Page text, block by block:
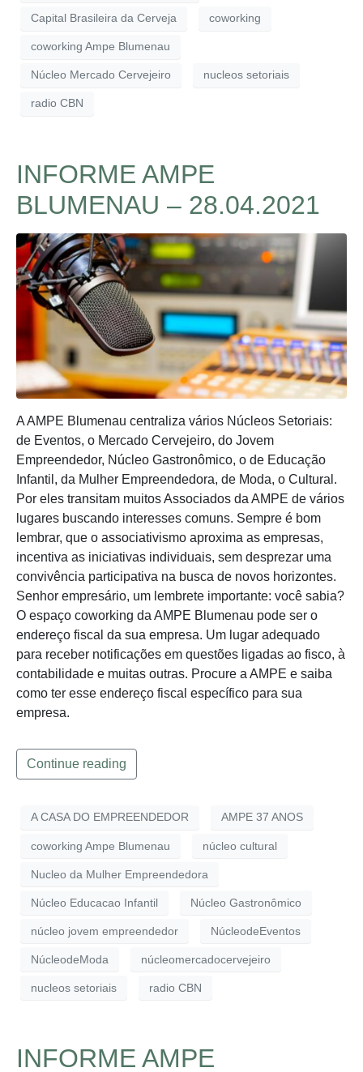
Capital Brasileira da Cerveja coworking
coworking Ampe Blumenau
Núcleo Mercado Cervejeiro nucleos setoriais
radio CBN
INFORME AMPE
BLUMENAU – 28.04.2021
A AMPE Blumenau centraliza vários Núcleos Setoriais:
de Eventos, o Mercado Cervejeiro, do Jovem
Empreendedor, Núcleo Gastronômico, o de Educação
Infantil, da Mulher Empreendedora, de Moda, o Cultural.
Por eles transitam muitos Associados da AMPE de vários
lugares buscando interesses comuns. Sempre é bom
lembrar, que o associativismo aproxima as empresas,
incentiva as iniciativas individuais, sem desprezar uma
convivência participativa na busca de novos horizontes.
Senhor empresário, um lembrete importante: você sabia?
O espaço coworking da AMPE Blumenau pode ser o
endereço fiscal da sua empresa. Um lugar adequado
para receber notificações em questões ligadas ao fisco, à
contabilidade e muitas outras. Procure a AMPE e saiba
como ter esse endereço fiscal específico para sua
empresa.
Continue reading
A CASA DO EMPREENDEDOR AMPE 37 ANOS
coworking Ampe Blumenau núcleo cultural
Nucleo da Mulher Empreendedora
Núcleo Educacao Infantil Núcleo Gastronômico
núcleo jovem empreendedor NúcleodeEventos
NúcleodeModa núcleomercadocervejeiro
nucleos setoriais radio CBN
INFORME AMPE